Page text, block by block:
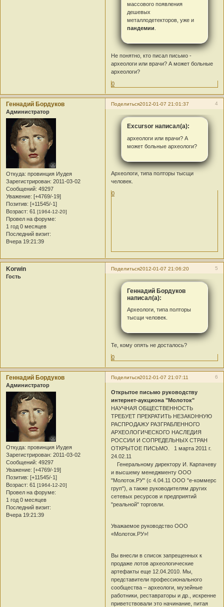
массового появления
дешевых
металлодетекторов, уже и
пандемии
Не понятно, кто писал письмо -
археологи или врачи? А может больные
археологи?
0
Поделиться 4
2012-01-07 21:01:37
Геннадий Бордуков
Администратор
Откуда: провинция Иудея
Зарегистрирован: 2011-03-02
Сообщений: 49297
Уважение: [+4769/-19]
Позитив: [+11545/-1]
Возраст: 61 [1964-12-20]
Провел на форуме:
1 год 0 месяцев
Последний визит:
Вчера 19:21:39
Excursor написал(а):
археологи или врачи? А
может больные археологи?
Археологи, типа полторы тысщи
человек.
0
Поделиться 5
2012-01-07 21:06:20
Korwin
Гость
Геннадий Бордуков
написал(а):
Археологи, типа полторы
тысщи человек.
Те, кому опять не досталось?
0
Поделиться 6
2012-01-07 21:07:11
Геннадий Бордуков
Администратор
Откуда: провинция Иудея
Зарегистрирован: 2011-03-02
Сообщений: 49297
Уважение: [+4769/-19]
Позитив: [+11545/-1]
Возраст: 61 [1964-12-20]
Провел на форуме:
1 год 0 месяцев
Последний визит:
Вчера 19:21:39
Открытое письмо руководству
интернет-аукциона "Молоток"
НАУЧНАЯ ОБЩЕСТВЕННОСТЬ
ТРЕБУЕТ ПРЕКРАТИТЬ НЕЗАКОННУЮ
РАСПРОДАЖУ РАЗГРАБЛЕННОГО
АРХЕОЛОГИЧЕСКОГО НАСЛЕДИЯ
РОССИИ И СОПРЕДЕЛЬНЫХ СТРАН
ОТКРЫТОЕ ПИСЬМО. 1 марта 2011 г.
24.02.11
Генеральному директору И. Карпачеву
и высшему менеджменту ООО
"Молоток.РУ" (с 4.04.11 ООО "e-коммерс
груп"), а также руководителям других
сетевых ресурсов и предприятий
"реальной" торговли.
Уважаемое руководство ООО
«Молоток.РУ»!
Вы внесли в список запрещенных к
продаже лотов археологические
артефакты еще 12.04.2010. Мы,
представители профессионального
сообщества – археологи, музейные
работники, реставраторы и др., искренне
приветствовали это начинание, питая